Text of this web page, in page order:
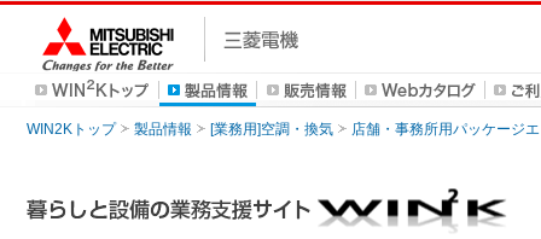
WIN2Kトップ 製品情報 [業務用]空調・換気 店舗・事務所用パッケージ